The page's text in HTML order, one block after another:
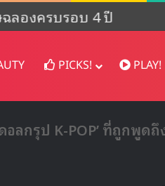
ฉลองครบรอบ 4 ปี
PICKS! PLAY!
ดอลกรุป K-POP’ ที่ถูกพู